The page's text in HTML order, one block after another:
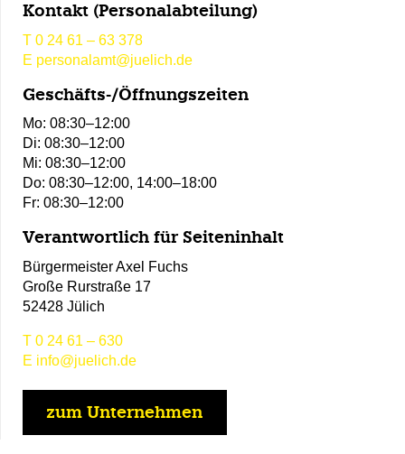
Kontakt (Personalabteilung)
T 0 24 61 – 63 378
E personalamt@juelich.de
Geschäfts-/Öffnungszeiten
Mo: 08:30–12:00
Di: 08:30–12:00
Mi: 08:30–12:00
Do: 08:30–12:00, 14:00–18:00
Fr: 08:30–12:00
Verantwortlich für Seiteninhalt
Bürgermeister Axel Fuchs
Große Rurstraße 17
52428 Jülich
T 0 24 61 – 630
E info@juelich.de
zum Unternehmen